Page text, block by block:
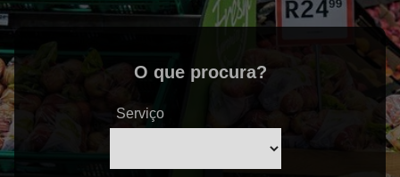
O que procura?
Serviço